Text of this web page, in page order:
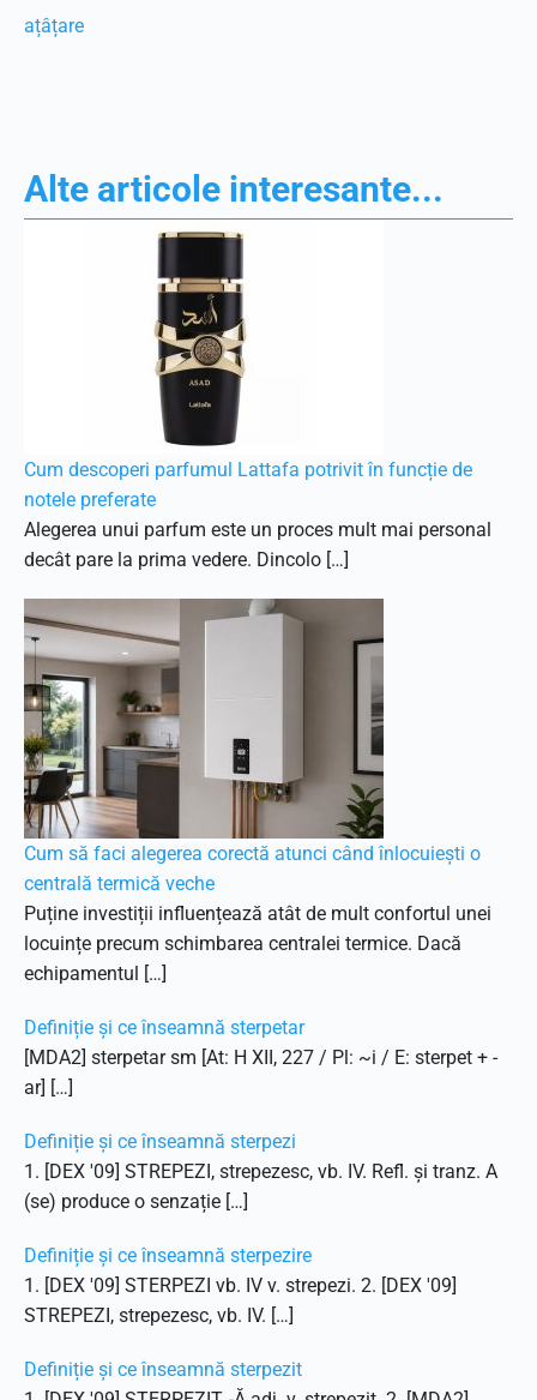
ațâțare
Alte articole interesante...
Cum descoperi parfumul Lattafa potrivit în funcție de
notele preferate
Alegerea unui parfum este un proces mult mai personal
decât pare la prima vedere. Dincolo […]
Cum să faci alegerea corectă atunci când înlocuiești o
centrală termică veche
Puține investiții influențează atât de mult confortul unei
locuințe precum schimbarea centralei termice. Dacă
echipamentul […]
Definiție și ce înseamnă sterpetar
[MDA2] sterpetar sm [At: H XII, 227 / Pl: ~i / E: sterpet + -
ar] […]
Definiție și ce înseamnă sterpezi
1. [DEX '09] STREPEZI, strepezesc, vb. IV. Refl. și tranz. A
(se) produce o senzație […]
Definiție și ce înseamnă sterpezire
1. [DEX '09] STERPEZI vb. IV v. strepezi. 2. [DEX '09]
STREPEZI, strepezesc, vb. IV. […]
Definiție și ce înseamnă sterpezit